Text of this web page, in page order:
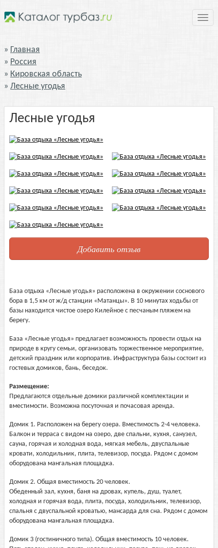
Главная
Россия
Кировская область
Лесные угодья
Лесные угодья
Добавить отзыв
База отдыха «Лесные угодья» расположена в окружении соснового
бора в 1,5 км от ж/д станции «Матанцы». В 10 минутах ходьбы от
базы находится чистое озеро Килейное с песчаным пляжем на
берегу.
База «Лесные угодья» предлагает возможность провести отдых на
природе в кругу семьи, организовать торжественное мероприятие,
детский праздник или корпоратив. Инфраструктура базы состоит из
гостевых домиков, бань, беседок.
Размещение:
Предлагаются отдельные домики различной комплектации и
вместимости. Возможна посуточная и почасовая аренда.
Домик 1. Расположен на берегу озера. Вместимость 2-4 человека.
Балкон и терраса с видом на озеро, две спальни, кухня, санузел,
сауна, горячая и холодная вода, мягкая мебель, двуспальные
кровати, холодильник, плита, телевизор, посуда. Рядом с домом
оборудована мангальная площадка.
Домик 2. Общая вместимость 20 человек.
Обеденный зал, кухня, баня на дровах, купель, душ, туалет,
холодная и горячая вода, плита, посуда, холодильник, телевизор,
спальня с двуспальной кроватью, мансарда для сна. Рядом с домом
оборудована мангальная площадка.
Домик 3 (гостиничного типа). Общая вместимость 10 человек.